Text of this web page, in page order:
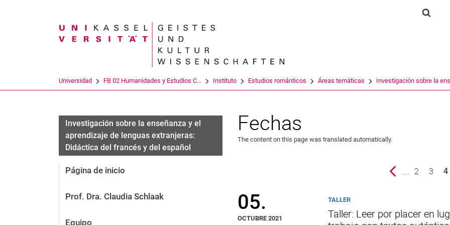
Jump directly to: content
Jump directly to: search
Jump directly to: main
Search term
Universidad FB 02 Humanidades y Estudios C... Instituto Estudios románticos Áreas temáticas Investigación sobre la
Investigación sobre la enseñanza y el
aprendizaje de lenguas extranjeras:
Didáctica del francés y del español
Página de inicio
Prof. Dra. Claudia Schlaak
Equipo
Fechas
The content on this page was translated automatically.
Previous page .... page
2 page
3
4
05.
OCTUBRE 2021
TALLER
Taller: Leer por placer en